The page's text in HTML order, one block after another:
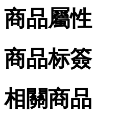
商品屬性
商品标簽
相關商品